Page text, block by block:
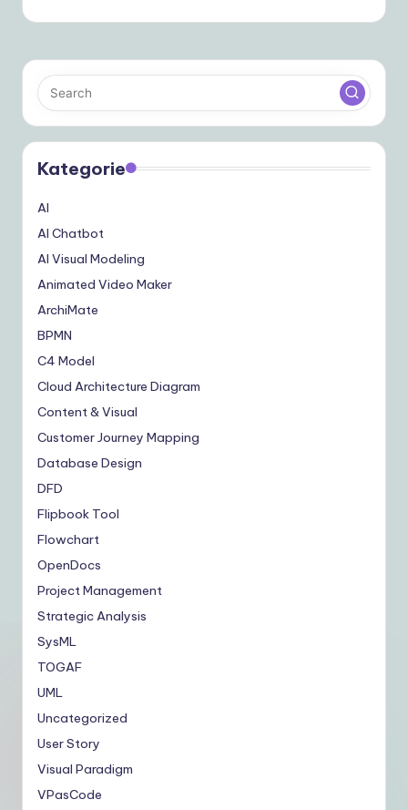
Kategorie
AI
AI Chatbot
AI Visual Modeling
Animated Video Maker
ArchiMate
BPMN
C4 Model
Cloud Architecture Diagram
Content & Visual
Customer Journey Mapping
Database Design
DFD
Flipbook Tool
Flowchart
OpenDocs
Project Management
Strategic Analysis
SysML
TOGAF
UML
Uncategorized
User Story
Visual Paradigm
VPasCode